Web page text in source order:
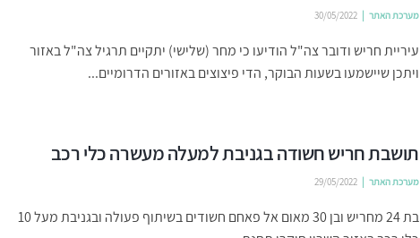
מערכת האתר 30/05/2022
עיריית חריש ודובר צה"ל הודיעו כי מחר (שלישי) יתקיים תרגיל צה"ל באזור
ויתכן שיישמעו בשעות הבוקר, הדי פיצוצים באזורים הדרומיים...
תושבת חריש חשודה בגניבת למעלה מעשרה כלי רכב
מערכת האתר 29/05/2022
בת 24 מחריש ובן 30 מאום אל פאחם חשודים בשיתוף פעולה ובגניבת מעל 10